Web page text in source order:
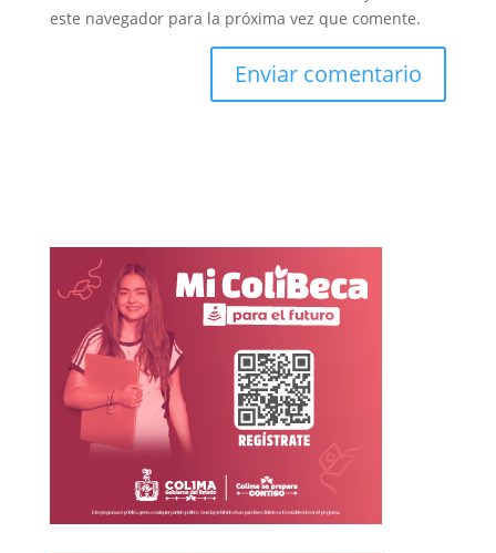
este navegador para la próxima vez que comente.